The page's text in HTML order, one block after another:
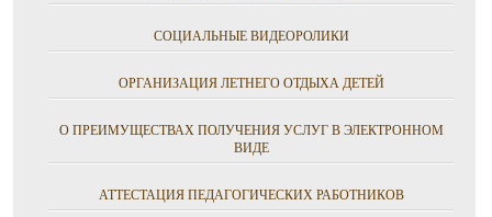
СОЦИАЛЬНЫЕ ВИДЕОРОЛИКИ
ОРГАНИЗАЦИЯ ЛЕТНЕГО ОТДЫХА ДЕТЕЙ
О ПРЕИМУЩЕСТВАХ ПОЛУЧЕНИЯ УСЛУГ В ЭЛЕКТРОННОМ
ВИДЕ
АТТЕСТАЦИЯ ПЕДАГОГИЧЕСКИХ РАБОТНИКОВ